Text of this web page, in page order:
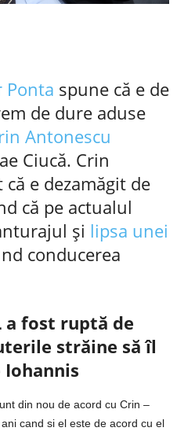
Ponta spune că e de
de dure aduse
Antonescu
Ciucă. Crin
e dezamăgit de
că pe actualul
și lipsa unei
conducerea
a fost ruptă de
străine să îl
din nou de acord cu Crin –
cand si el este de acord cu el